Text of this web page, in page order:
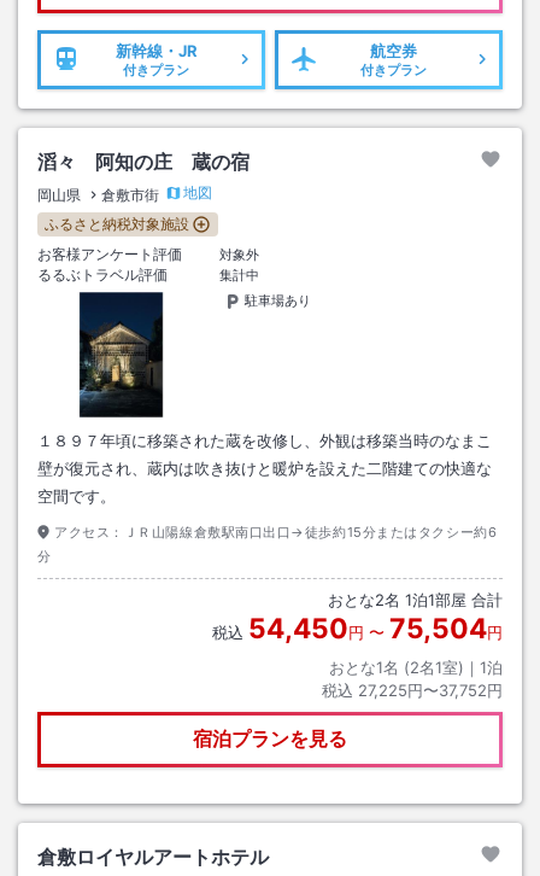
新幹線・JR
付きプラン
航空券
付きプラン
滔々 阿知の庄 蔵の宿
岡山県 倉敷市街
地図
ふるさと納税対象施設
お客様アンケート評価
対象外
るるぶトラベル評価
集計中
駐車場あり
１８９７年頃に移築された蔵を改修し、外観は移築当時のなまこ
壁が復元され、蔵内は吹き抜けと暖炉を設えた二階建ての快適な
空間です。
アクセス：
ＪＲ山陽線倉敷駅南口出口→徒歩約15分またはタクシー約6
分
おとな2名 1泊1部屋 合計
税込 54,450円 〜 75,504円
おとな1名 (2名1室)｜ 1泊
税込 27,225円〜37,752円
宿泊プランを見る
倉敷ロイヤルアートホテル